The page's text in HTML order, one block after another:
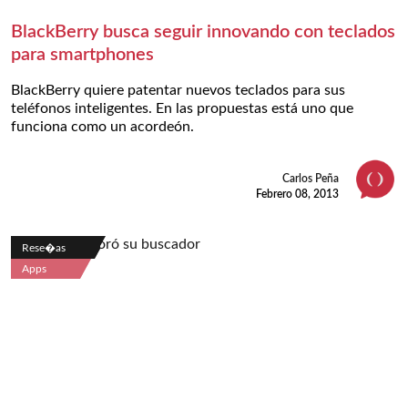
BlackBerry busca seguir innovando con teclados
para smartphones
BlackBerry quiere patentar nuevos teclados para sus
teléfonos inteligentes. En las propuestas está uno que
funciona como un acordeón.
Carlos Peña
Febrero 08, 2013
Rese�as
Apps